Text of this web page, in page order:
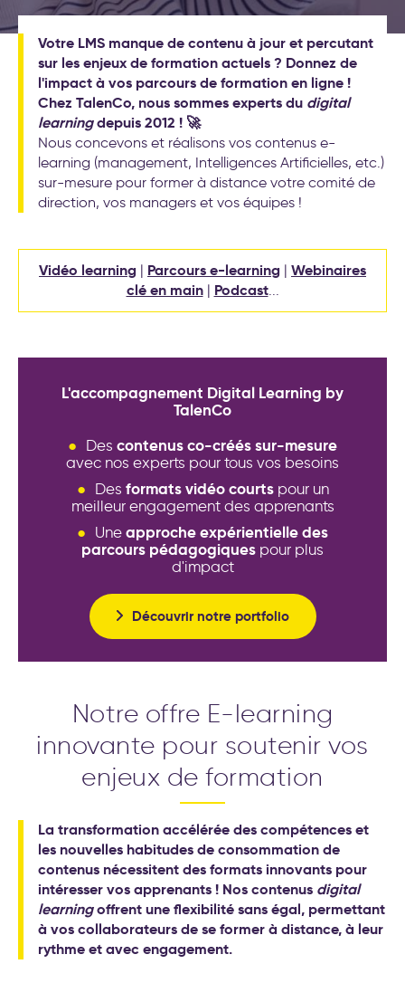
Test déploiement stratégique
: votre méthode de pilotage
est-elle vraiment efficace ?
Séminaire d′engagement
stratégique
nouveau management
Conseil et accompagnement
aux nouveaux modes de
travail
modes de travail
Cockpit IA® : la méthode pour
déployer l'IA au service de
votre stratégie d’entreprise
artificielle générative
d’accompagnement IA pour la
transformation de l’entreprise
Nos formations
Nos labos
Contact
Votre LMS manque de contenu à jour et percutant
sur les enjeux de formation actuels ? Donnez de
l'impact à vos parcours de formation en ligne !
Chez TalenCo, nous sommes experts du digital
learningdepuis 2012 ! 🚀
Nous concevons et réalisons vos contenus e-
learning (management, Intelligences Artificielles, etc.)
sur-mesure pour former à distance votre comité de
direction, vos managers et vos équipes !
Vidéo learning | Parcours e-learning | Webinaires
clé en main| Podcast...
L'accompagnement Digital Learning by
TalenCo
Des contenus co-créés sur-mesure
avec nos experts pour tous vos besoins
Des formats vidéo courtspour un
meilleur engagement des apprenants
Une approche expérientielle des
parcours pédagogiques pour plus
d'impact
Découvrir notre portfolio
Notre offre E-learning
innovante pour soutenir vos
enjeux de formation
La transformation accélérée des compétences et
les nouvelles habitudes de consommation de
contenus nécessitent des formats innovants pour
intéresser vos apprenants ! Nos contenus digital
learningoffrent une flexibilité sans égal, permettant
à vos collaborateurs de se former à distance, à leur
rythme et avec engagement.